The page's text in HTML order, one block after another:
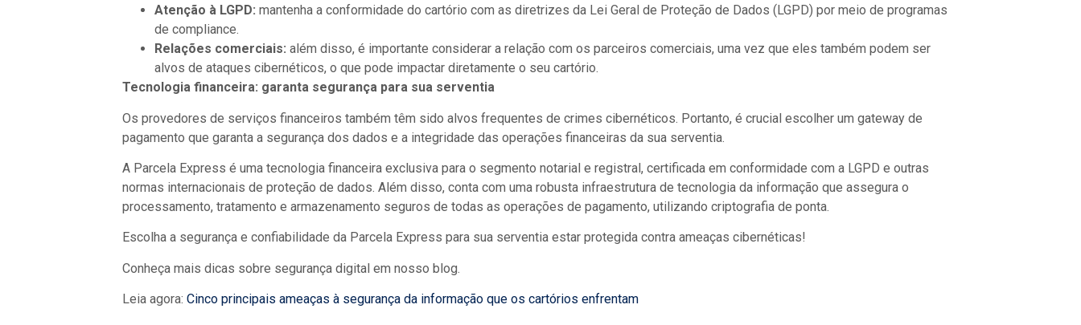
Atenção à LGPD: mantenha a conformidade do cartório com as diretrizes da Lei Geral de Proteção de Dados (LGPD) por meio de programas
de compliance.
Relações comerciais: além disso, é importante considerar a relação com os parceiros comerciais, uma vez que eles também podem ser
alvos de ataques cibernéticos, o que pode impactar diretamente o seu cartório.
Tecnologia financeira: garanta segurança para sua serventia
Os provedores de serviços financeiros também têm sido alvos frequentes de crimes cibernéticos. Portanto, é crucial escolher um gateway de
pagamento que garanta a segurança dos dados e a integridade das operações financeiras da sua serventia.
A Parcela Express é uma tecnologia financeira exclusiva para o segmento notarial e registral, certificada em conformidade com a LGPD e outras
normas internacionais de proteção de dados. Além disso, conta com uma robusta infraestrutura de tecnologia da informação que assegura o
processamento, tratamento e armazenamento seguros de todas as operações de pagamento, utilizando criptografia de ponta.
Escolha a segurança e confiabilidade da Parcela Express para sua serventia estar protegida contra ameaças cibernéticas!
Conheça mais dicas sobre segurança digital em nosso blog.
Leia agora: Cinco principais ameaças à segurança da informação que os cartórios enfrentam